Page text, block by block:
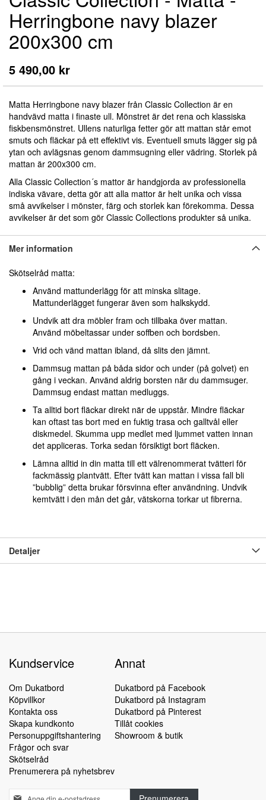
Herringbone navy blazer
200x300 cm
5 490,00 kr
Matta Herringbone navy blazer från Classic Collection är en
handvävd matta i finaste ull. Mönstret är det rena och klassiska
fiskbensmönstret. Ullens naturliga fetter gör att mattan står emot
smuts och fläckar på ett effektivt vis. Eventuell smuts lägger sig på
ytan och avlägsnas genom dammsugning eller vädring. Storlek på
mattan är 200x300 cm.
Alla Classic Collection´s mattor är handgjorda av professionella
indiska vävare, detta gör att alla mattor är helt unika och vissa
små avvikelser i mönster, färg och storlek kan förekomma. Dessa
avvikelser är det som gör Classic Collections produkter så unika.
till
början
av
bildgalleriet
Mer information
Skötselråd matta:
Använd mattunderlägg för att minska slitage.
Mattunderlägget fungerar även som halkskydd.
Undvik att dra möbler fram och tillbaka över mattan.
Använd möbeltassar under soffben och bordsben.
Vrid och vänd mattan ibland, då slits den jämnt.
Dammsug mattan på båda sidor och under (på golvet) en
gång i veckan. Använd aldrig borsten när du dammsuger.
Dammsug endast mattan medluggs.
Ta alltid bort fläckar direkt när de uppstår. Mindre fläckar
kan oftast tas bort med en fuktig trasa och galltvål eller
diskmedel. Skumma upp medlet med ljummet vatten innan
det appliceras. Torka sedan försiktigt bort fläcken.
Lämna alltid in din matta till ett välrenommerat tvätteri för
fackmässig plantvätt. Efter tvätt kan mattan i vissa fall bli
”bubblig” detta brukar försvinna efter användning. Undvik
kemtvätt i den mån det går, vätskorna torkar ut fibrerna.
Detaljer
Kundservice
Om Dukatbord
Köpvillkor
Kontakta oss
Skapa kundkonto
Personuppgiftshantering
Frågor och svar
Skötselråd
Prenumerera på nyhetsbrev
Annat
Dukatbord på Facebook
Dukatbord på Instagram
Dukatbord på Pinterest
Tillåt cookies
Showroom & butik
Sign